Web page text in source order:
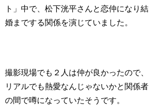
ト」中で、松下洸平さんと恋仲になり結
婚までする関係を演じていました。
撮影現場でも２人は仲が良かったので、
リアルでも熱愛なんじゃないかと関係者
の間で噂になっていたそうです。